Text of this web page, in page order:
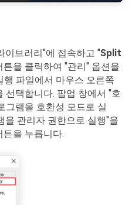
이브러리"에 접속하고 "Split
을 클릭하여 "관리" 옵션을
행 파일에서 마우스 오른쪽
선택합니다. 팝업 창에서 "호
그램을 호환성 모드로 실
을 관리자 권한으로 실행"을
을 누릅니다.